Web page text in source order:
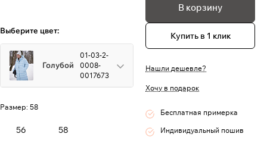
Выберите цвет:
Голубой
01-03-2-
0008-
0017673
Размер: 58
56 58
В корзину
Купить в 1 клик
Нашли дешевле?
Хочу в подарок
Бесплатная примерка
Индивидуальный пошив